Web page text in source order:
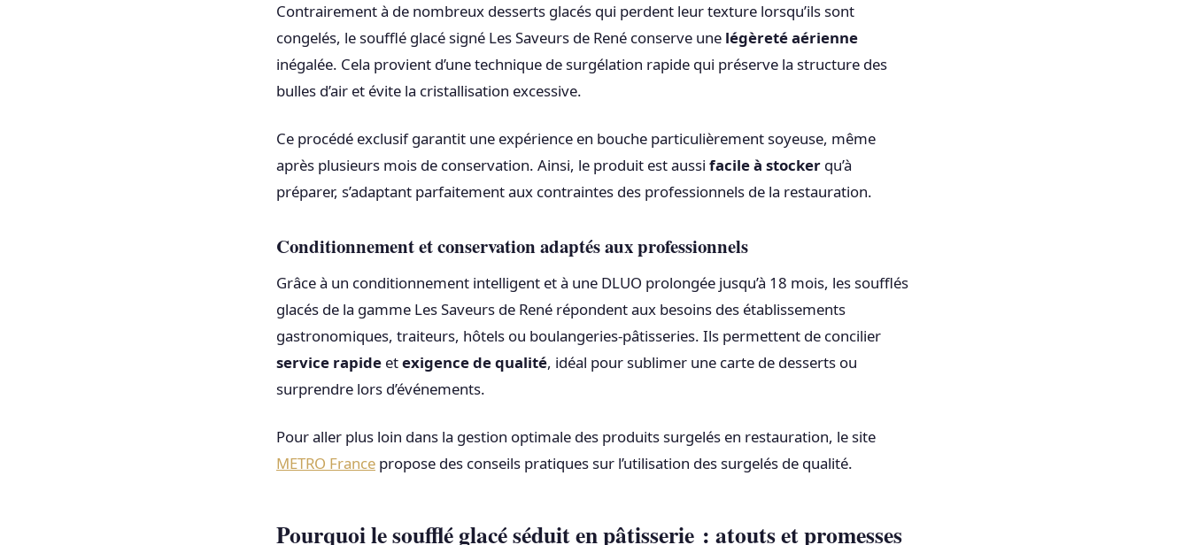
Contrairement à de nombreux desserts glacés qui perdent leur texture lorsqu’ils sont
congelés, le soufflé glacé signé Les Saveurs de René conserve une légèreté aérienne
inégalée. Cela provient d’une technique de surgélation rapide qui préserve la structure des
bulles d’air et évite la cristallisation excessive.
Ce procédé exclusif garantit une expérience en bouche particulièrement soyeuse, même
après plusieurs mois de conservation. Ainsi, le produit est aussi facile à stocker qu’à
préparer, s’adaptant parfaitement aux contraintes des professionnels de la restauration.
Conditionnement et conservation adaptés aux professionnels
Grâce à un conditionnement intelligent et à une DLUO prolongée jusqu’à 18 mois, les soufflés
glacés de la gamme Les Saveurs de René répondent aux besoins des établissements
gastronomiques, traiteurs, hôtels ou boulangeries-pâtisseries. Ils permettent de concilier
service rapide etexigence de qualité, idéal pour sublimer une carte de desserts ou
surprendre lors d’événements.
Pour aller plus loin dans la gestion optimale des produits surgelés en restauration, le site
METRO France propose des conseils pratiques sur l’utilisation des surgelés de qualité.
Pourquoi le soufflé glacé séduit en pâtisserie : atouts et promesses